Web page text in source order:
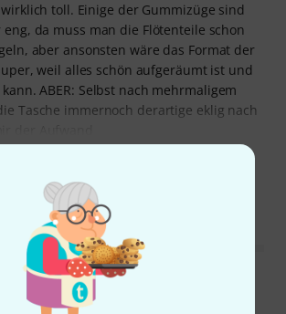
toll. Einige der Gummizüge sind
da muss man die Flötenteile schon
aber ansonsten wäre das Format der
weil alles schön aufgeräumt ist und
ABER: Selbst nach mehrmaligem
Tasche immernoch derartige eklig nach
BEWERTUNG MELDEN
Tasche für kleines Geld
Dirk O. 18.10.2009